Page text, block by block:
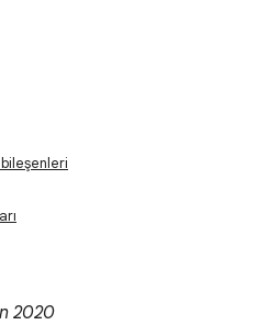
2020